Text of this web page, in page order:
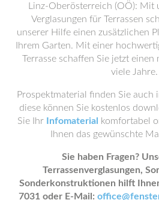
Linz-Oberösterreich (OÖ): Mit
Verglasungen für Terrassen
unserer Hilfe einen zusätzlichen
Ihrem Garten. Mit einer
Terrasse schaffen Sie jetzt
viele Jahre.
Prospektmaterial finden Sie auch
diese können Sie kostenlos
Sie Ihr Infomaterial komfortabel
Ihnen das gewünschte
Sie haben Fragen?
Terrassenverglasungen,
Sonderkonstruktionen hilft
7031 oder E-Mail: